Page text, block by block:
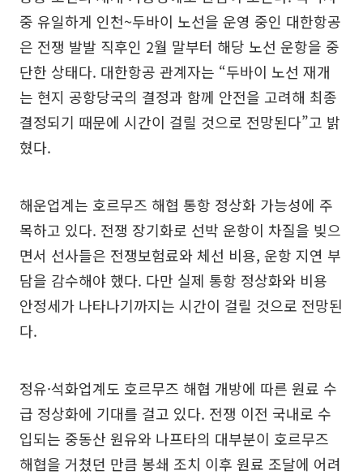
중 유일하게 인천~두바이 노선을 운영 중인 대한항공
은 전쟁 발발 직후인 2월 말부터 해당 노선 운항을 중
단한 상태다. 대한항공 관계자는 “두바이 노선 재개
는 현지 공항당국의 결정과 함께 안전을 고려해 최종
결정되기 때문에 시간이 걸릴 것으로 전망된다”고 밝
혔다.
해운업계는 호르무즈 해협 통항 정상화 가능성에 주
목하고 있다. 전쟁 장기화로 선박 운항이 차질을 빚으
면서 선사들은 전쟁보험료와 체선 비용, 운항 지연 부
담을 감수해야 했다. 다만 실제 통항 정상화와 비용
안정세가 나타나기까지는 시간이 걸릴 것으로 전망된
다.
정유·석화업계도 호르무즈 해협 개방에 따른 원료 수
급 정상화에 기대를 걸고 있다. 전쟁 이전 국내로 수
입되는 중동산 원유와 나프타의 대부분이 호르무즈
해협을 거쳤던 만큼 봉쇄 조치 이후 원료 조달에 어려